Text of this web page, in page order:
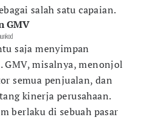
salah satu capaian.
GMV
saja menyimpan
GMV, misalnya, menonjol
semua penjualan, dan
kinerja perusahaan.
berlaku di sebuah pasar